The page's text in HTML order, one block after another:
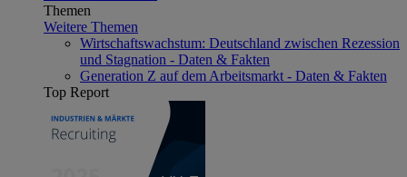
Themen
Weitere Themen
Wirtschaftswachstum: Deutschland zwischen Rezession
und Stagnation - Daten & Fakten
Generation Z auf dem Arbeitsmarkt - Daten & Fakten
Top Report